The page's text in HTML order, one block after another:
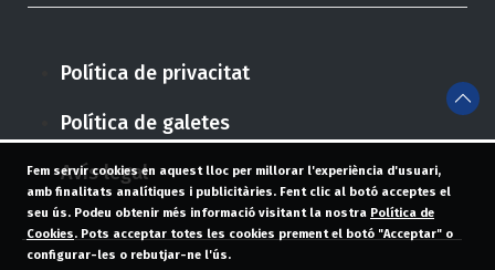
Política de privacitat
Política de galetes
Avís legal
Fem servir cookies en aquest lloc per millorar l'experiència d'usuari,
amb finalitats analítiques i publicitàries. Fent clic al botó acceptes el
seu ús. Podeu obtenir més informació visitant la nostra Política de
Cookies. Pots acceptar totes les cookies prement el botó "Acceptar" o
configurar-les o rebutjar-ne l'ús.